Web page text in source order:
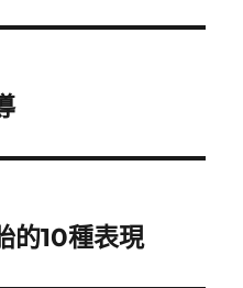
的10種表現